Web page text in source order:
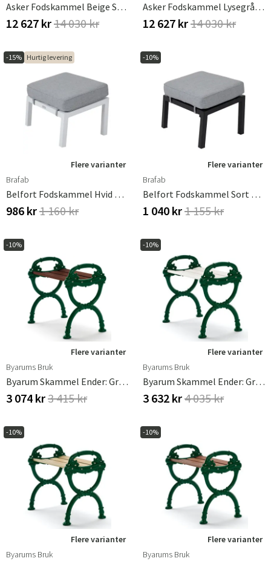
Asker Fodskammel Beige Skargaarden
12 627 kr14 030 kr
Asker Fodskammel Lysegrå Skargaarden
12 627 kr14 030 kr
-15% Hurtig levering
Flere varianter
Brafab
Belfort Fodskammel Hvid Brafab
986 kr1 160 kr
-10%
Flere varianter
Brafab
Belfort Fodskammel Sort Brafab
1 040 kr1 155 kr
-10%
Flere varianter
Byarums Bruk
Byarum Skammel Ender: Grøn / Træ: Brunbejdset Fyr
3 074 kr3 415 kr
-10%
Flere varianter
Byarums Bruk
Byarum Skammel Ender: Grøn / Træ: Hvidlakeret Fyr
3 632 kr4 035 kr
-10%
Flere varianter
Byarums Bruk
-10%
Flere varianter
Byarums Bruk